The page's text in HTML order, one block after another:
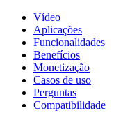
Vídeo
Aplicações
Funcionalidades
Benefícios
Monetização
Casos de uso
Perguntas
Compatibilidade